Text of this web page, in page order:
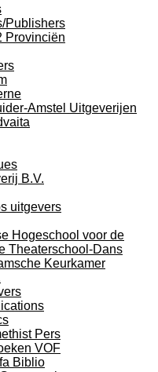
Publishers
Provinciën
Amstel Uitgeverijen
B.V.
uitgevers
Hogeschool voor de
Theaterschool-Dans
Keurkamer
Pers
VOF
Biblio